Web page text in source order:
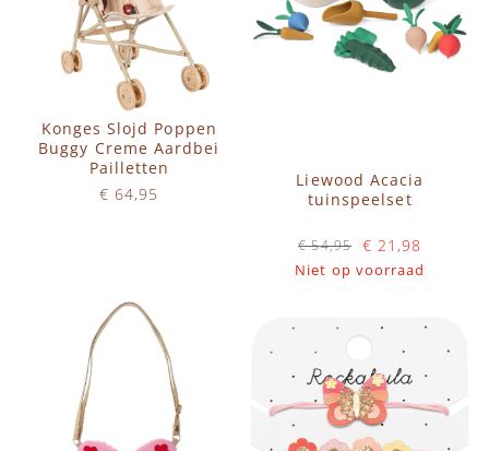
Konges Slojd Poppen
Buggy Creme Aardbei
Pailletten
€ 64,95
Liewood Acacia
tuinspeelset
€ 21,98
€ 54,95
Niet op voorraad